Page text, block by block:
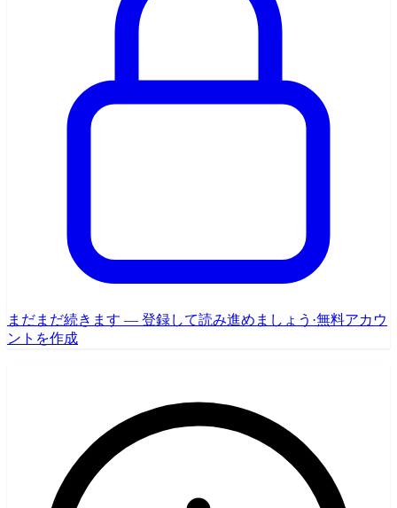
まだまだ続きます — 登録して読み進めましょう ·無料アカウ
ントを作成